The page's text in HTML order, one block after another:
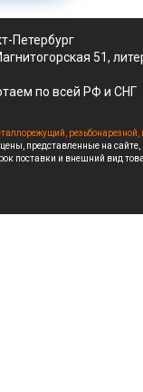
Петербург
51,
по всей РФ и СНГ
представленные на
поставки и внешний вид